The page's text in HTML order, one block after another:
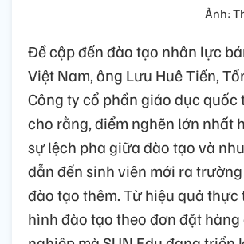
Ảnh:
Đề cập đến đào tạo nhân lực
Việt Nam, ông Lưu Huê Tiến,
Công ty cổ phần giáo dục quốc
cho rằng, điểm nghẽn lớn nhất
sự lệch pha giữa đào tạo và
dẫn đến sinh viên mới ra
đào tạo thêm. Từ hiệu quả thực
hình đào tạo theo đơn đặt